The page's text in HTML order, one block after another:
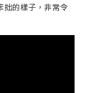
拙的樣子，非常令